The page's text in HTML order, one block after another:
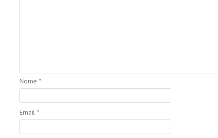
Nome *
Email *